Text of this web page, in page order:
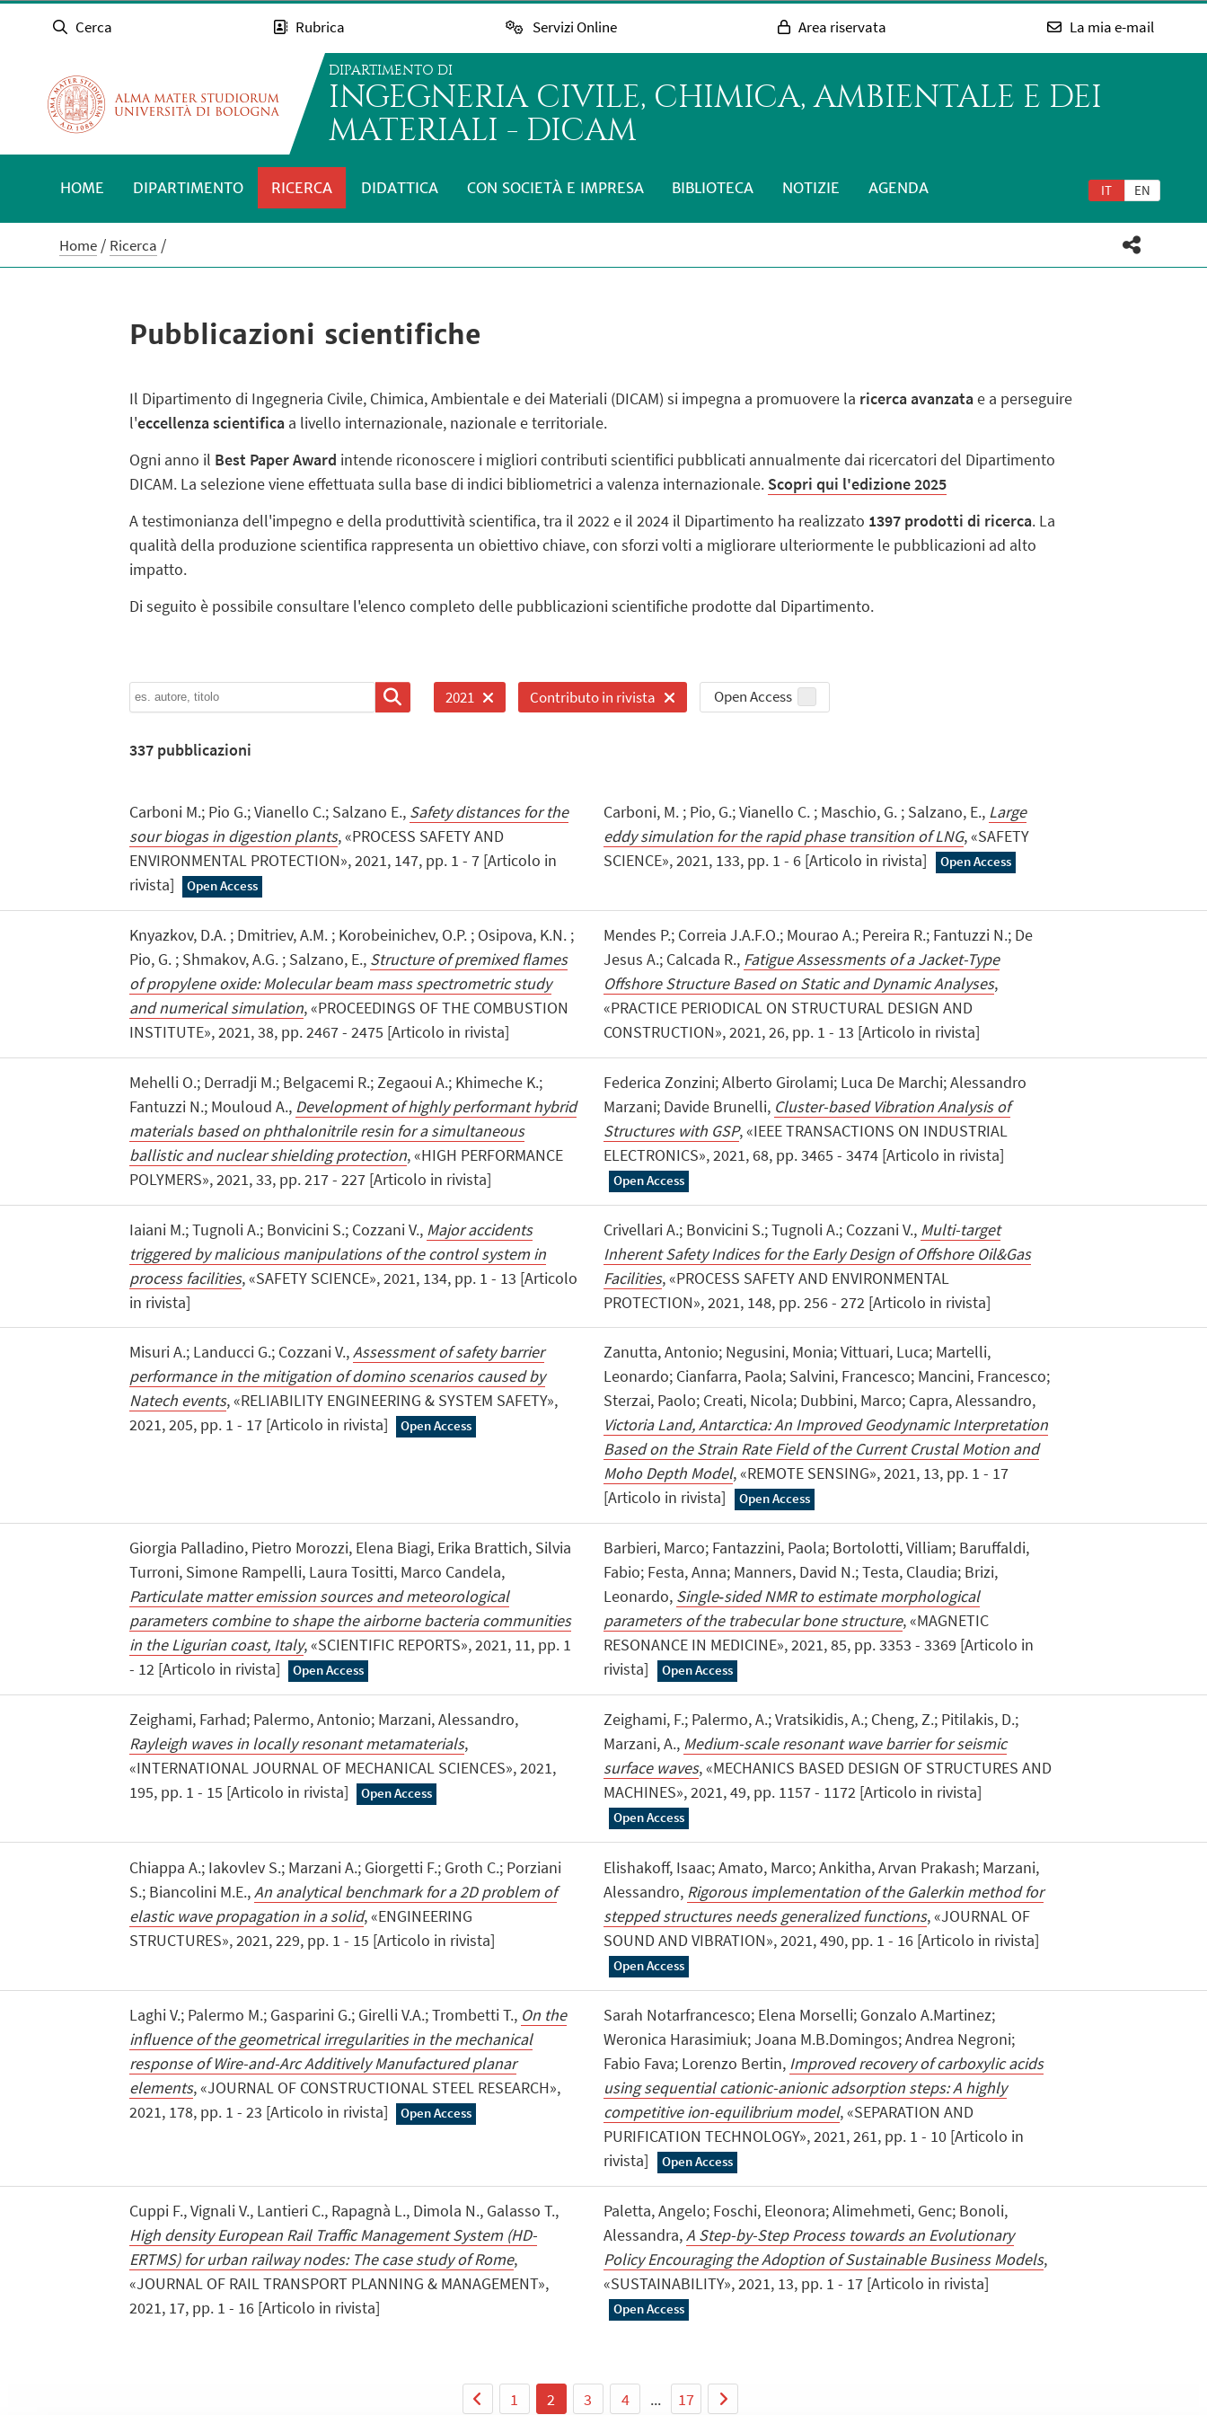
Cerca Rubrica Servizi Online Area riservata La mia e-mail
DIPARTIMENTO DI
INGEGNERIA CIVILE, CHIMICA, AMBIENTALE E DEI
MATERIALI - DICAM
IT EN
HOME DIPARTIMENTO RICERCA DIDATTICA CON SOCIETÀ E IMPRESA BIBLIOTECA NOTIZIE AGENDA
Home Ricerca
Pubblicazioni scientifiche
Il Dipartimento di Ingegneria Civile, Chimica, Ambientale e dei Materiali (DICAM) si impegna a promuovere la ricerca avanzatae a perseguire
l'eccellenza scientificaa livello internazionale, nazionale e territoriale.
Ogni anno il Best Paper Award intende riconoscere i migliori contributi scientifici pubblicati annualmente dai ricercatori del Dipartimento
DICAM. La selezione viene effettuata sulla base di indici bibliometrici a valenza internazionale. Scopri qui l'edizione 2025
A testimonianza dell'impegno e della produttività scientifica, tra il 2022 e il 2024 il Dipartimento ha realizzato 1397 prodotti di ricerca. La
qualità della produzione scientifica rappresenta un obiettivo chiave, con sforzi volti a migliorare ulteriormente le pubblicazioni ad alto
impatto.
Di seguito è possibile consultare l'elenco completo delle pubblicazioni scientifiche prodotte dal Dipartimento.
2021 Contributo in rivista Open Access
337pubblicazioni
Carboni M.; Pio G.; Vianello C.; Salzano E., Safety distances for the
sour biogas in digestion plants, «PROCESS SAFETY AND
ENVIRONMENTAL PROTECTION», 2021, 147, pp. 1 - 7 [Articolo in
rivista]
Open Access
Carboni, M. ; Pio, G.; Vianello C. ; Maschio, G. ; Salzano, E., Large
eddy simulation for the rapid phase transition of LNG, «SAFETY
SCIENCE», 2021, 133, pp. 1 - 6 [Articolo in rivista]
Open Access
Knyazkov, D.A. ; Dmitriev, A.M. ; Korobeinichev, O.P. ; Osipova, K.N. ;
Pio, G. ; Shmakov, A.G. ; Salzano, E., Structure of premixed flames
of propylene oxide: Molecular beam mass spectrometric study
and numerical simulation, «PROCEEDINGS OF THE COMBUSTION
INSTITUTE», 2021, 38, pp. 2467 - 2475 [Articolo in rivista]
Mendes P.; Correia J.A.F.O.; Mourao A.; Pereira R.; Fantuzzi N.; De
Jesus A.; Calcada R., Fatigue Assessments of a Jacket-Type
Offshore Structure Based on Static and Dynamic Analyses,
«PRACTICE PERIODICAL ON STRUCTURAL DESIGN AND
CONSTRUCTION», 2021, 26, pp. 1 - 13 [Articolo in rivista]
Mehelli O.; Derradji M.; Belgacemi R.; Zegaoui A.; Khimeche K.;
Fantuzzi N.; Mouloud A., Development of highly performant hybrid
materials based on phthalonitrile resin for a simultaneous
ballistic and nuclear shielding protection, «HIGH PERFORMANCE
POLYMERS», 2021, 33, pp. 217 - 227 [Articolo in rivista]
Federica Zonzini; Alberto Girolami; Luca De Marchi; Alessandro
Marzani; Davide Brunelli, Cluster-based Vibration Analysis of
Structures with GSP, «IEEE TRANSACTIONS ON INDUSTRIAL
ELECTRONICS», 2021, 68, pp. 3465 - 3474 [Articolo in rivista]
Open Access
Iaiani M.; Tugnoli A.; Bonvicini S.; Cozzani V., Major accidents
triggered by malicious manipulations of the control system in
process facilities, «SAFETY SCIENCE», 2021, 134, pp. 1 - 13 [Articolo
in rivista]
Crivellari A.; Bonvicini S.; Tugnoli A.; Cozzani V., Multi-target
Inherent Safety Indices for the Early Design of Offshore Oil&Gas
Facilities, «PROCESS SAFETY AND ENVIRONMENTAL
PROTECTION», 2021, 148, pp. 256 - 272 [Articolo in rivista]
Misuri A.; Landucci G.; Cozzani V.,Assessment of safety barrier
performance in the mitigation of domino scenarios caused by
Natech events, «RELIABILITY ENGINEERING & SYSTEM SAFETY»,
2021, 205, pp. 1 - 17 [Articolo in rivista]
Open Access
Zanutta, Antonio; Negusini, Monia; Vittuari, Luca; Martelli,
Leonardo; Cianfarra, Paola; Salvini, Francesco; Mancini, Francesco;
Sterzai, Paolo; Creati, Nicola; Dubbini, Marco; Capra, Alessandro,
Victoria Land, Antarctica: An Improved Geodynamic Interpretation
Based on the Strain Rate Field of the Current Crustal Motion and
Moho Depth Model, «REMOTE SENSING», 2021, 13, pp. 1 - 17
[Articolo in rivista]
Open Access
Giorgia Palladino, Pietro Morozzi, Elena Biagi, Erika Brattich, Silvia
Turroni, Simone Rampelli, Laura Tositti, Marco Candela,
Particulate matter emission sources and meteorological
parameters combine to shape the airborne bacteria communities
in the Ligurian coast, Italy, «SCIENTIFIC REPORTS», 2021, 11, pp. 1
- 12 [Articolo in rivista]
Open Access
Barbieri, Marco; Fantazzini, Paola; Bortolotti, Villiam; Baruffaldi,
Fabio; Festa, Anna; Manners, David N.; Testa, Claudia; Brizi,
Leonardo, Single‐sided NMR to estimate morphological
parameters of the trabecular bone structure, «MAGNETIC
RESONANCE IN MEDICINE», 2021, 85, pp. 3353 - 3369 [Articolo in
rivista]
Open Access
Zeighami, Farhad; Palermo, Antonio; Marzani, Alessandro,
Rayleigh waves in locally resonant metamaterials,
«INTERNATIONAL JOURNAL OF MECHANICAL SCIENCES», 2021,
195, pp. 1 - 15 [Articolo in rivista]
Open Access
Zeighami, F.; Palermo, A.; Vratsikidis, A.; Cheng, Z.; Pitilakis, D.;
Marzani, A., Medium-scale resonant wave barrier for seismic
surface waves, «MECHANICS BASED DESIGN OF STRUCTURES AND
MACHINES», 2021, 49, pp. 1157 - 1172 [Articolo in rivista]
Open Access
Chiappa A.; Iakovlev S.; Marzani A.; Giorgetti F.; Groth C.; Porziani
S.; Biancolini M.E.,An analytical benchmark for a 2D problem of
elastic wave propagation in a solid, «ENGINEERING
STRUCTURES», 2021, 229, pp. 1 - 15 [Articolo in rivista]
Elishakoff, Isaac; Amato, Marco; Ankitha, Arvan Prakash; Marzani,
Alessandro, Rigorous implementation of the Galerkin method for
stepped structures needs generalized functions, «JOURNAL OF
SOUND AND VIBRATION», 2021, 490, pp. 1 - 16 [Articolo in rivista]
Open Access
Laghi V.; Palermo M.; Gasparini G.; Girelli V.A.; Trombetti T., On the
influence of the geometrical irregularities in the mechanical
response of Wire-and-Arc Additively Manufactured planar
elements, «JOURNAL OF CONSTRUCTIONAL STEEL RESEARCH»,
2021, 178, pp. 1 - 23 [Articolo in rivista]
Open Access
Sarah Notarfrancesco; Elena Morselli; Gonzalo A.Martinez;
Weronica Harasimiuk; Joana M.B.Domingos; Andrea Negroni;
Fabio Fava; Lorenzo Bertin, Improved recovery of carboxylic acids
using sequential cationic-anionic adsorption steps: A highly
competitive ion-equilibrium model, «SEPARATION AND
PURIFICATION TECHNOLOGY», 2021, 261, pp. 1 - 10 [Articolo in
rivista]
Open Access
Cuppi F., Vignali V., Lantieri C., Rapagnà L., Dimola N., Galasso T.,
High density European Rail Traffic Management System (HD-
ERTMS) for urban railway nodes: The case study of Rome,
«JOURNAL OF RAIL TRANSPORT PLANNING & MANAGEMENT»,
2021, 17, pp. 1 - 16 [Articolo in rivista]
Paletta, Angelo; Foschi, Eleonora; Alimehmeti, Genc; Bonoli,
Alessandra,A Step-by-Step Process towards an Evolutionary
Policy Encouraging the Adoption of Sustainable Business Models,
«SUSTAINABILITY», 2021, 13, pp. 1 - 17 [Articolo in rivista]
Open Access
1 2 3 4 ... 17